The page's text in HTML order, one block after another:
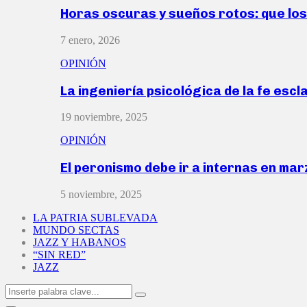
Horas oscuras y sueños rotos: que
7 enero, 2026
OPINIÓN
La ingeniería psicológica de la fe
19 noviembre, 2025
OPINIÓN
El peronismo debe ir a internas en
5 noviembre, 2025
LA PATRIA SUBLEVADA
MUNDO SECTAS
JAZZ Y HABANOS
“SIN RED”
JAZZ
Search
for:
Search